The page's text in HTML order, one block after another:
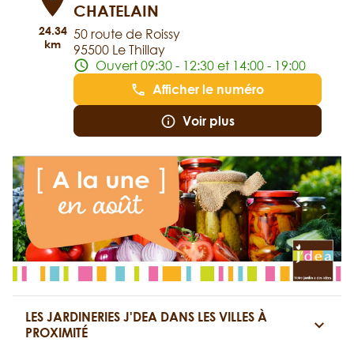
24.34
km
CHATELAIN
50 route de Roissy
95500 Le Thillay
Ouvert 09:30 - 12:30 et 14:00 - 19:00
Afficher le numéro
Voir plus
LES JARDINERIES J'DEA DANS LES VILLES À
PROXIMITÉ